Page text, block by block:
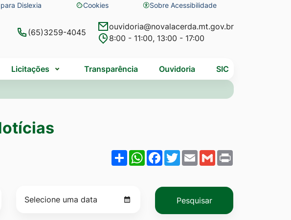
Dislexia Cookies
Abrir
preferências
de
Sobre Acessibilidade
(65)3259-4045
ouvidoria@novalacerda.mt.gov.br
8:00 - 11:00, 13:00 - 17:00
Licitações Transparência Ouvidoria SIC
ShareWhatsApp
Facebook
Twitter
EmailGmail
Pesquisar